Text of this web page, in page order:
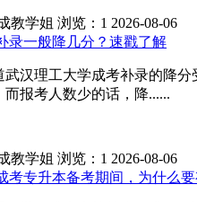
教学姐 浏览：1 2026-08-06
录一般降几分？速戳了解
理工大学成考补录的降分
报考人数少的话，降......
教学姐 浏览：1 2026-08-06
考专升本备考期间，为什么